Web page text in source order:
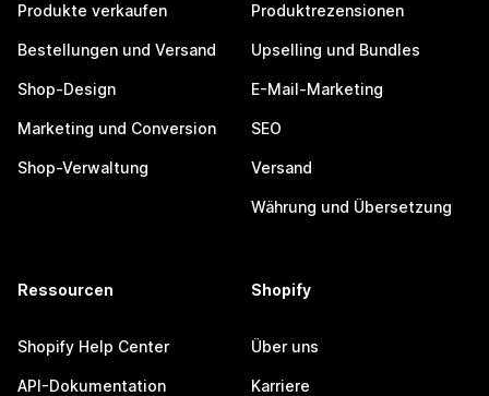
Produkte verkaufen
Bestellungen und Versand
Shop-Design
Marketing und Conversion
Shop-Verwaltung
Produktrezensionen
Upselling und Bundles
E-Mail-Marketing
SEO
Versand
Währung und Übersetzung
Ressourcen
Shopify Help Center
API-Dokumentation
Shopify
Über uns
Karriere